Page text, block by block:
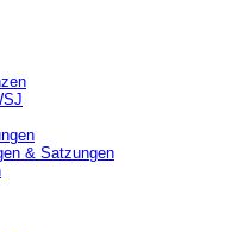
& Satzungen